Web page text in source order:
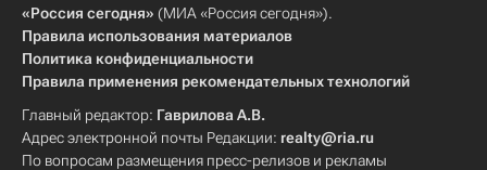
«Россия сегодня» (МИА «Россия сегодня»).
Правила использования материалов
Политика конфиденциальности
Правила применения рекомендательных технологий
Главный редактор: Гаврилова А.В.
Адрес электронной почты Редакции: realty@ria.ru
По вопросам размещения пресс-релизов и рекламы